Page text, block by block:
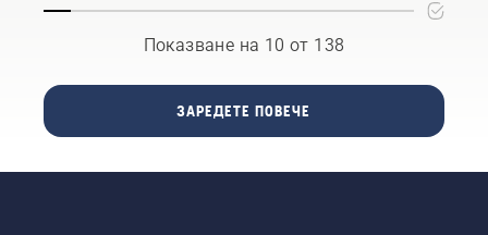
да
си след
всичките
игри,
дейности
и двата
показани
Показване на 10 от 138
ЗАРЕДЕТЕ ПОВЕЧЕ